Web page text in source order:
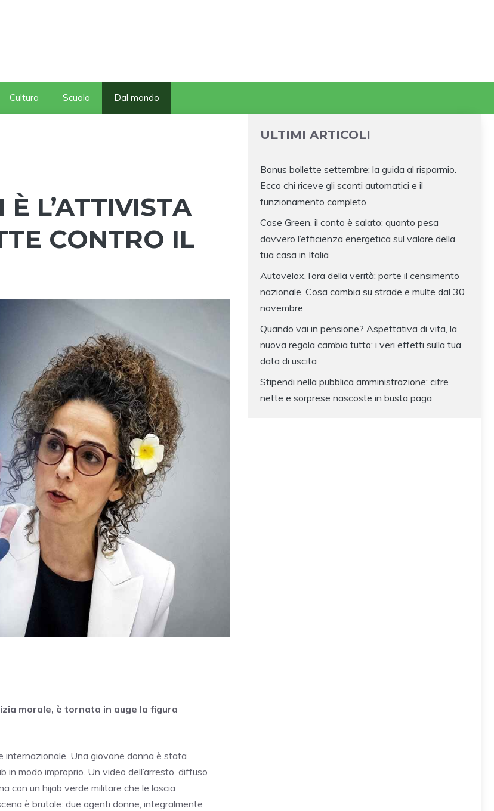
Cultura Scuola Dal mondo
L’ATTIVISTA
CONTRO IL
morale, è tornata in auge la figura
internazionale. Una giovane donna è stata
in modo improprio. Un video dell’arresto, diffuso
con un hijab verde militare che le lascia
è brutale: due agenti donne, integralmente
ULTIMI ARTICOLI
Bonus bollette settembre: la guida al risparmio.
Ecco chi riceve gli sconti automatici e il
funzionamento completo
Case Green, il conto è salato: quanto pesa
davvero l’efficienza energetica sul valore della
tua casa in Italia
Autovelox, l’ora della verità: parte il censimento
nazionale. Cosa cambia su strade e multe dal 30
novembre
Quando vai in pensione? Aspettativa di vita, la
nuova regola cambia tutto: i veri effetti sulla tua
data di uscita
Stipendi nella pubblica amministrazione: cifre
nette e sorprese nascoste in busta paga